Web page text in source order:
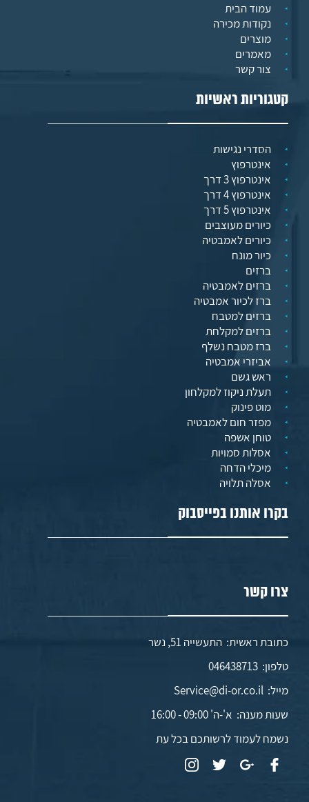
עמוד הבית
נקודות מכירה
מוצרים
מאמרים
צור קשר
קטגוריות ראשיות
הסדרי נגישות
אינטרפוץ
אינטרפוץ 3 דרך
אינטרפוץ 4 דרך
אינטרפוץ 5 דרך
כיורים מעוצבים
כיורים לאמבטיה
כיור מונח
ברזים
ברזים לאמבטיה
ברז לכיור אמבטיה
ברזים למטבח
ברזים למקלחת
ברז מטבח נשלף
אביזרי אמבטיה
ראש גשם
תעלת ניקוז למקלחון
מוט פינוק
מפזר חום לאמבטיה
טוחן אשפה
אסלות סמויות
מיכלי הדחה
אסלה תלויה
בקרו אותנו בפייסבוק
צרו קשר
כתובת ראשית: התעשייה 51, נשר
טלפון:046438713
מייל:Service@di-or.co.il
שעות מענה: א'-ה' 09:00 - 16:00
נשמח לעמוד לרשותכם בכל עת